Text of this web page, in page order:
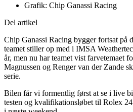
Grafik: Chip Ganassi Racing
Del artikel
Chip Ganassi Racing bygger fortsat på
teamet stiller op med i IMSA
år, men nu har teamet vist farvetemaet
Magnussen og Renger van der Zande
serie.
Bilen får vi formentlig først at se i live
testen og kvalifikationsløbet til Rolex